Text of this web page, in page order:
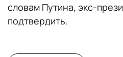
словам Путина, экс-
подтвердить.